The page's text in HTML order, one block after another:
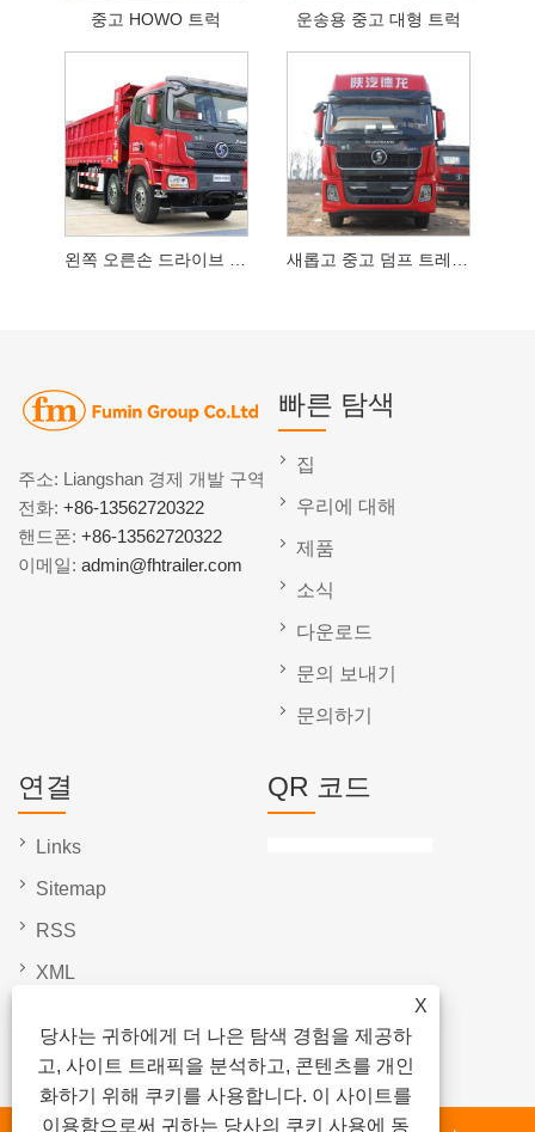
중고 HOWO 트럭 운송용 중고 대형 트럭
X
당사는 귀하에게 더 나은 탐색 경험을 제공하
고, 사이트 트래픽을 분석하고, 콘텐츠를 개인
화하기 위해 쿠키를 사용합니다. 이 사이트를
이용함으로써 귀하는 당사의 쿠키 사용에 동
주소: Liangshan 경제 개발 구역
전화: +86-13562720322
핸드폰: +86-13562720322
이메일: admin@fhtrailer.com
빠른 탐색
집
우리에 대해
제품
소식
다운로드
문의 보내기
문의하기
연결
Links
Sitemap
RSS
XML
QR 코드